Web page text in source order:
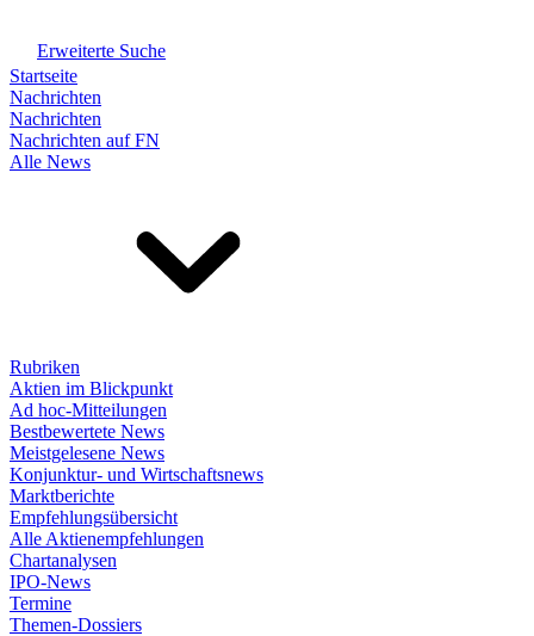
Erweiterte Suche
Startseite
Nachrichten
Nachrichten
Nachrichten auf FN
Alle News
Rubriken
Aktien im Blickpunkt
Ad hoc-Mitteilungen
Bestbewertete News
Meistgelesene News
Konjunktur- und Wirtschaftsnews
Marktberichte
Empfehlungsübersicht
Alle Aktienempfehlungen
Chartanalysen
IPO-News
Termine
Themen-Dossiers